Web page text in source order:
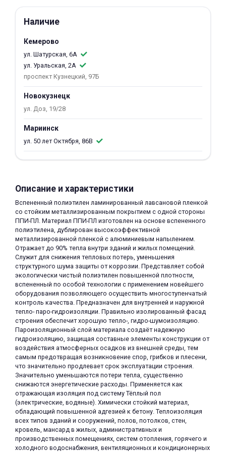
Наличие
Кемерово
ул. Шатурская, 6А
ул. Уральская, 2А
проспект Кузнецкий, 97Б
Новокузнецк
ул. Доз, 19/28
Мариинск
ул. 50 лет Октября, 86В
Описание и характеристики
Вспененный полиэтилен ламинированный лавсановой пленкой
со стойким металлизированным покрытием с одной стороны
ППИ-ПЛ. Материал ППИ-ПЛ изготовлен на основе вспененного
полиэтилена, дублирован высокоэффективной
металлизированной пленкой с алюминиевым напылением.
Отражает до 90% тепла внутри зданий и жилых помещений.
Служит для снижения тепловых потерь, уменьшения
структурного шума защиты от коррозии. Представляет собой
экологически чистый полиэтилен повышенной плотности,
вспененный по особой технологии с применением новейшего
оборудования позволяющего осуществить многоступенчатый
контроль качества. Предназначен для внутренней и наружной
тепло- паро-гидроизоляции. Правильно изолированный фасад
строения обеспечит хорошую тепло-, гидро-шумоизоляцию.
Пароизоляционный слой материала создаёт надежную
гидроизоляцию, защищая составные элементы конструкции от
воздействия атмосферных осадков из внешней среды, тем
самым предотвращая возникновение спор, грибков и плесени,
что значительно продлевает срок эксплуатации строения.
Значительно уменьшаются потери тепла, существенно
снижаются энергетические расходы. Применяется как
отражающая изоляция под систему Тёплый пол
(электрические, водяные). Химически стойкий материал,
обладающий повышенной адгезией к бетону. Теплоизоляция
всех типов зданий и сооружений, полов, потолков, стен,
кровель, мансард в жилых, административных и
производственных помещениях, систем отопления, горячего и
холодного водоснабжения, вентиляционных и кондиционерных
об оплате Плайтом
раз в 2
недели
раз в 2 недели
Остались вопросы?
8 800 302-02-51
plait.ru